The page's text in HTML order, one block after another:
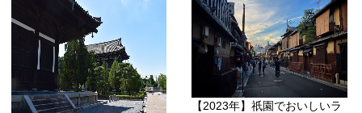
【2023年】祇園でおいしいラ